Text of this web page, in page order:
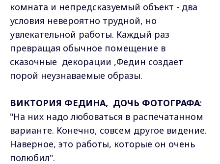
комната и непредсказуемый объект - два
условия невероятно трудной, но
увлекательной работы. Каждый раз
превращая обычное помещение в
сказочные декорации ,Федин создает
порой неузнаваемые образы.
ВИКТОРИЯ ФЕДИНА, ДОЧЬ ФОТОГРАФА:
"На них надо любоваться в распечатанном
варианте. Конечно, совсем другое видение.
Наверное, это работы, которые он очень
полюбил".